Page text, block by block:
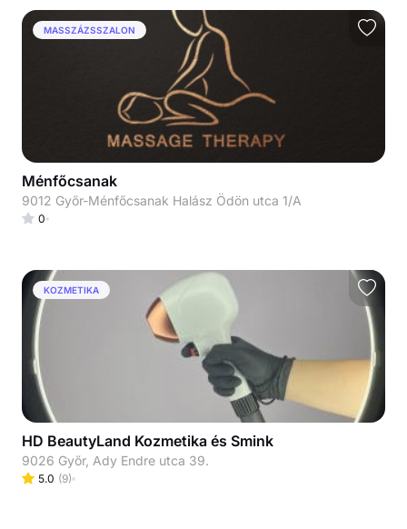
MASSZÁZSSZALON
Ménfőcsanak
9012 Győr-Ménfőcsanak Halász Ödön utca 1/A
0
KOZMETIKA
HD BeautyLand Kozmetika és Smink
9026 Győr, Ady Endre utca 39.
5.0 (9)